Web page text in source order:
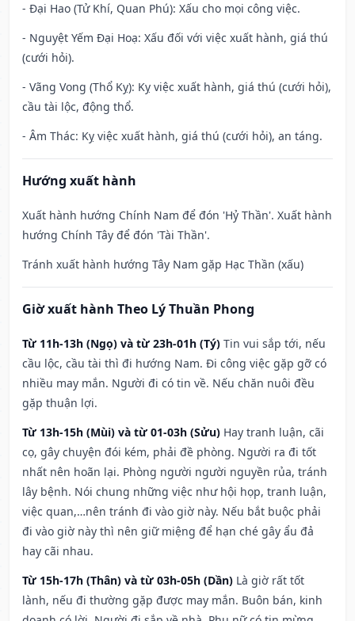
- Đại Hao (Tử Khí, Quan Phú): Xấu cho mọi công việc.
- Nguyệt Yếm Đại Hoạ: Xấu đối với việc xuất hành, giá thú
(cưới hỏi).
- Vãng Vong (Thổ Kỵ): Kỵ việc xuất hành, giá thú (cưới hỏi),
cầu tài lộc, động thổ.
- Âm Thác: Kỵ việc xuất hành, giá thú (cưới hỏi), an táng.
Hướng xuất hành
Xuất hành hướng Chính Nam để đón 'Hỷ Thần'. Xuất hành
hướng Chính Tây để đón 'Tài Thần'.
Tránh xuất hành hướng Tây Nam gặp Hạc Thần (xấu)
Giờ xuất hành Theo Lý Thuần Phong
Từ 11h-13h (Ngọ) và từ 23h-01h (Tý) Tin vui sắp tới, nếu
cầu lộc, cầu tài thì đi hướng Nam. Đi công việc gặp gỡ có
nhiều may mắn. Người đi có tin về. Nếu chăn nuôi đều
gặp thuận lợi.
Từ 13h-15h (Mùi) và từ 01-03h (Sửu) Hay tranh luận, cãi
cọ, gây chuyện đói kém, phải đề phòng. Người ra đi tốt
nhất nên hoãn lại. Phòng người người nguyền rủa, tránh
lây bệnh. Nói chung những việc như hội họp, tranh luận,
việc quan,…nên tránh đi vào giờ này. Nếu bắt buộc phải
đi vào giờ này thì nên giữ miệng để hạn ché gây ẩu đả
hay cãi nhau.
Từ 15h-17h (Thân) và từ 03h-05h (Dần) Là giờ rất tốt
lành, nếu đi thường gặp được may mắn. Buôn bán, kinh